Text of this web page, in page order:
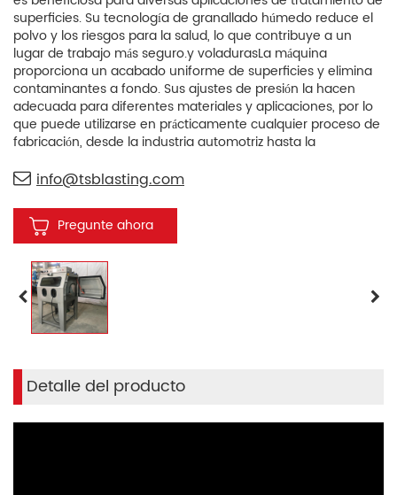
superficies. Su tecnología de granallado húmedo reduce el
polvo y los riesgos para la salud, lo que contribuye a un
lugar de trabajo más seguro.y voladurasLa máquina
proporciona un acabado uniforme de superficies y elimina
contaminantes a fondo. Sus ajustes de presión la hacen
adecuada para diferentes materiales y aplicaciones, por lo
que puede utilizarse en prácticamente cualquier proceso de
fabricación, desde la industria automotriz hasta la
granallado húmedo TS1010W también cuenta con un diseño
duradera y un uso cómodo, lo que la convierte en una
opción fiable también para aplicaciones de granallado
húmedo.
info@tsblasting.com
Pregunte ahora
Detalle del producto